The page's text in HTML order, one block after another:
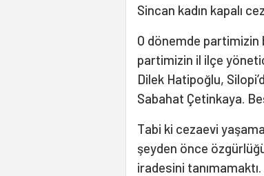
Sincan kadın kapalı
O dönemde partimizin
partimizin il ilçe
Dilek Hatipoğlu,
Sabahat Çetinkaya.
Tabi ki cezaevi
şeyden önce
iradesini tanımamaktı.